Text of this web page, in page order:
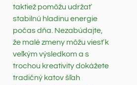
taktiež pomôžu udržať
stabilnú hladinu energie
počas dňa. Nezabúdajte,
že malé zmeny môžu viesť k
veľkým výsledkom a s
trochou kreativity dokážete
tradičný katov šľah